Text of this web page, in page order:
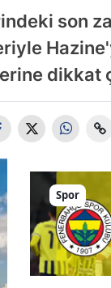
son
dikkat
Spor